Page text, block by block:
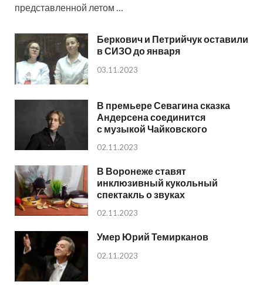
представленной летом …
Беркович и Петрийчук оставили
в СИЗО до января
03.11.2023
В премьере Севагина сказка
Андерсена соединится
с музыкой Чайковского
02.11.2023
В Воронеже ставят
инклюзивный кукольный
спектакль о звуках
02.11.2023
Умер Юрий Темирканов
02.11.2023